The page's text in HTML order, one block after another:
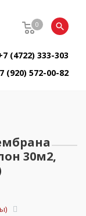
0
(4722) 333-303
(920) 572-00-82
30м2,